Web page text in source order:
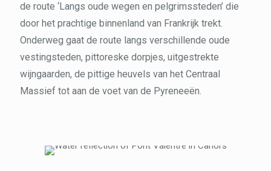
de route ‘Langs oude wegen en pelgrimssteden’ die
door het prachtige binnenland van Frankrijk trekt.
Onderweg gaat de route langs verschillende oude
vestingsteden, pittoreske dorpjes, uitgestrekte
wijngaarden, de pittige heuvels van het Centraal
Massief tot aan de voet van de Pyreneeën.